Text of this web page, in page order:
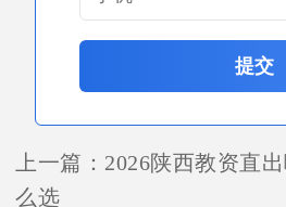
提交
上一篇： 2026陕西教资直
么选